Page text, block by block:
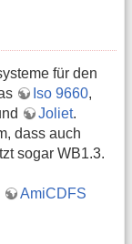
für den
Iso 9660,
Joliet.
dass auch
sogar WB1.3.
AmiCDFS